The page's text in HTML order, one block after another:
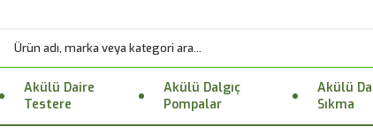
Akülü Daire
Testere
Akülü Dalgıç
Pompalar
Akülü
Sıkma